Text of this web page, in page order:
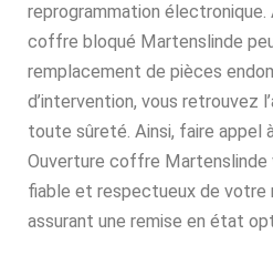
reprogrammation électronique.
coffre bloqué Martenslinde
remplacement de pièces
d’intervention, vous retrouvez
toute sûreté. Ainsi, faire appel
Ouverture coffre Martenslinde
fiable et respectueux de votre
assurant une remise en état